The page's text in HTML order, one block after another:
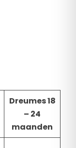
Dreumes 18
– 24
maanden